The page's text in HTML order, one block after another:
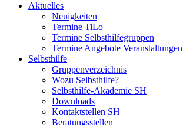
Aktuelles
Neuigkeiten
Termine TiLo
Termine Selbsthilfegruppen
Termine Angebote Veranstaltungen
Selbsthilfe
Gruppenverzeichnis
Wozu Selbsthilfe?
Selbsthilfe-Akademie SH
Downloads
Kontaktstellen SH
Beratungsstellen